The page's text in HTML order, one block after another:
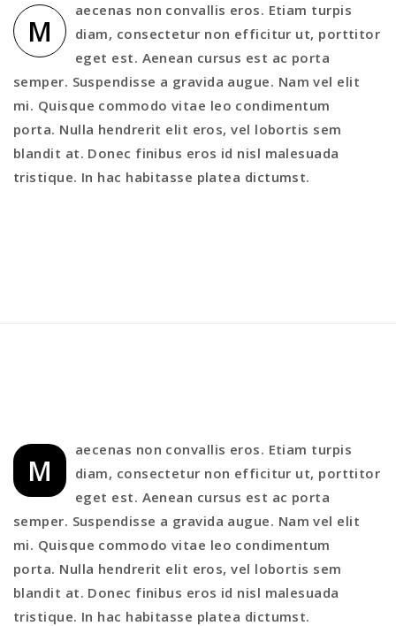
M
aecenas non convallis eros. Etiam turpis
diam, consectetur non efficitur ut, porttitor
eget est. Aenean cursus est ac porta
semper. Suspendisse a gravida augue. Nam vel elit
mi. Quisque commodo vitae leo condimentum
porta. Nulla hendrerit elit eros, vel lobortis sem
blandit at. Donec finibus eros id nisl malesuada
tristique. In hac habitasse platea dictumst.
M
aecenas non convallis eros. Etiam turpis
diam, consectetur non efficitur ut, porttitor
eget est. Aenean cursus est ac porta
semper. Suspendisse a gravida augue. Nam vel elit
mi. Quisque commodo vitae leo condimentum
porta. Nulla hendrerit elit eros, vel lobortis sem
blandit at. Donec finibus eros id nisl malesuada
tristique. In hac habitasse platea dictumst.